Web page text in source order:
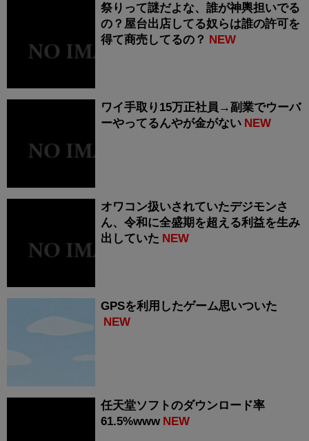
祭りって謎だよな、誰が神輿担いでる
の？屋台出店してる奴らは誰の許可を
得て商売してるの？ NEW
ワイ手取り15万正社員→副業でウーバ
ーやってるんやが金がない NEW
オワコン扱いされていたデジモンさ
ん、令和に全盛期を超える利益を生み
出していた NEW
GPSを利用したゲーム思いついた
NEW
任天堂ソフトのダウンロード率
61.5%www NEW